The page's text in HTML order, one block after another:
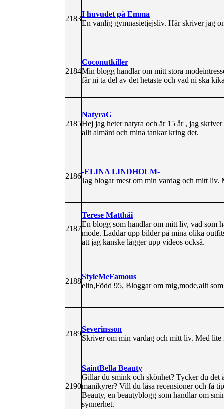
2183
I huvudet på Emma
En vanlig gymnasietjejsliv. Här skriver jag
2184
Coconutkiller
Min blogg handlar om mitt stora
får ni ta del av det hetaste och vad ni ska
2185
NatyraG
Hej jag heter natyra och är 15 år , jag
allt almänt och mina tankar kring det.
2186
-ELINA LINDHOLM-
Jag blogar mest om min vardag och mitt liv.
2187
Terese Matthäi
En blogg som handlar om mitt liv, vad som
mode. Laddar upp bilder på mina olika
att jag kanske lägger upp videos också.
2188
StyleMeFamous
elin,Född 95, Bloggar om mig,mode,allt
2189
Severinsson
Skriver om min vardag och mitt liv. Med
2190
SaintBella Beauty
Gillar du smink och skönhet? Tycker du
manikyrer? Vill du läsa recensioner och få
Beauty, en beautyblogg som handlar om
synnerhet.